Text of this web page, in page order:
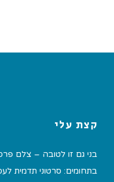
קצת עלי
בני גם זו לטובה – צלם
בתחומים: סרטוני תדמית